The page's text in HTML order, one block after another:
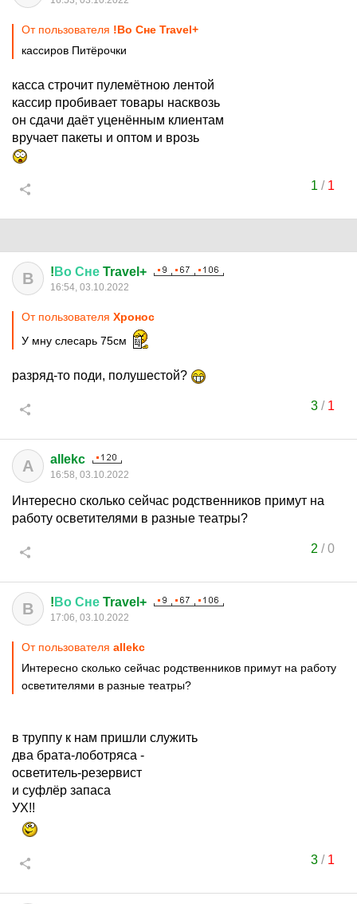
От пользователя !Во Сне Travel+
кассиров Питёрочки
касса строчит пулемётною лентой
кассир пробивает товары насквозь
он сдачи даёт уценённым клиентам
вручает пакеты и оптом и врозь
1 / 1
В ! Во Сне Travel+
16:54, 03.10.2022
От пользователя Хронос
У мну слесарь 75см
разряд-то поди, полушестой?
3/ 1
A allekc
16:58, 03.10.2022
Интересно сколько сейчас родственников примут на
работу осветителями в разные театры?
2 /0
В ! Во Сне Travel+
17:06, 03.10.2022
От пользователя allekc
Интересно сколько сейчас родственников примут на работу
осветителями в разные театры?
в труппу к нам пришли служить
два брата-лоботряса -
осветитель-резервист
и суфлёр запаса
УХ!!
3/ 1